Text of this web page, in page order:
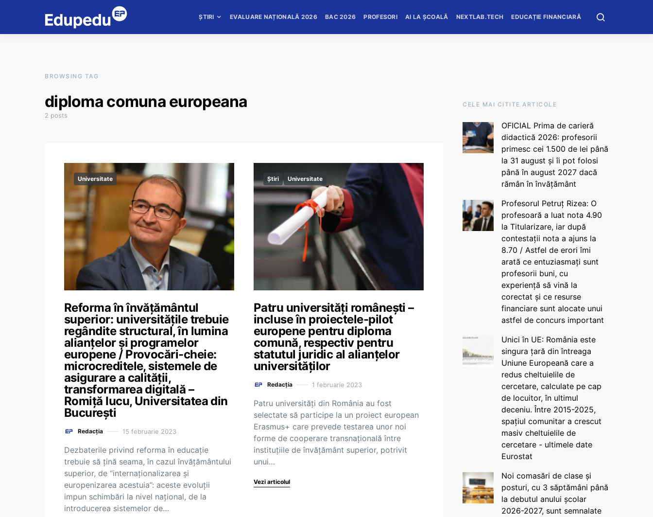
ȘTIRI EVALUARE NAȚIONALĂ 2026 BAC 2026 PROFESORI AI LA ȘCOALĂ NEXTLAB.TECH EDUCAȚIE FINANCIARĂ
BROWSING TAG
diploma comuna europeana
2 posts
Universitate
Reforma în învățământul
superior: universitățile trebuie
regândite structural, în lumina
alianțelor și programelor
europene / Provocări-cheie:
microcreditele, sistemele de
asigurare a calității,
transformarea digitală –
Romiță Iucu, Universitatea din
București
Redacția 15 februarie 2023
Dezbaterile privind reforma în educație
trebuie să țină seama, în cazul învățământului
superior, de “internaționalizarea și
europenizarea acestuia”: aceste evoluții
impun schimbări la nivel național, de la
introducerea sistemelor de…
Știri Universitate
Patru universități românești –
incluse în proiectele-pilot
europene pentru diploma
comună, respectiv pentru
statutul juridic al alianțelor
universităților
Redacția 1 februarie 2023
Patru universități din România au fost
selectate să participe la un proiect european
Erasmus+ care prevede testarea unor noi
forme de cooperare transnațională între
instituțiile de învățământ superior, potrivit
unui…
Vezi articolul
CELE MAI CITITE ARTICOLE
OFICIAL Prima de carieră
didactică 2026: profesorii
primesc cei 1.500 de lei până
la 31 august și îi pot folosi
până în august 2027 dacă
rămân în învățământ
Profesorul Petruț Rizea: O
profesoară a luat nota 4.90
la Titularizare, iar după
contestații nota a ajuns la
8.70 / Astfel de erori îmi
arată ce entuziasmați sunt
profesorii buni, cu
experiență să vină la
corectat și ce resurse
financiare sunt alocate unui
astfel de concurs important
Unici în UE: România este
singura țară din întreaga
Uniune Europeană care a
redus cheltuielile de
cercetare, calculate pe cap
de locuitor, în ultimul
deceniu. Între 2015-2025,
spațiul comunitar a crescut
masiv cheltuielile de
cercetare - ultimele date
Eurostat
Noi comasări de clase și
posturi, cu 3 săptămâni până
la debutul anului școlar
2026-2027, sunt semnalate